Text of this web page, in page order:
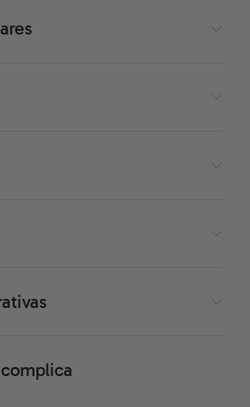
(ângulo de 90º entre as